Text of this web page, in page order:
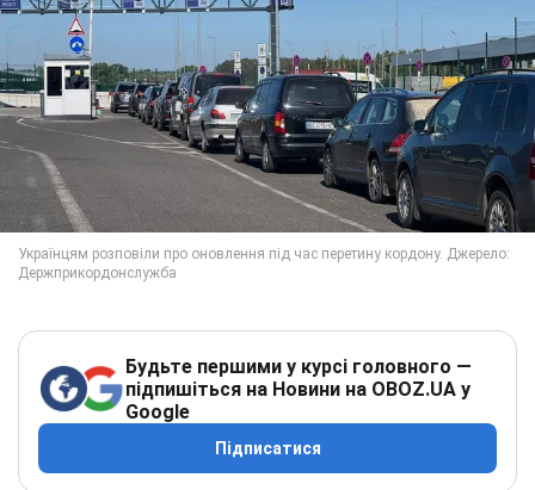
Будьте першими у курсі головного —
підпишіться на Новини на OBOZ.UA у
Google
Підписатися